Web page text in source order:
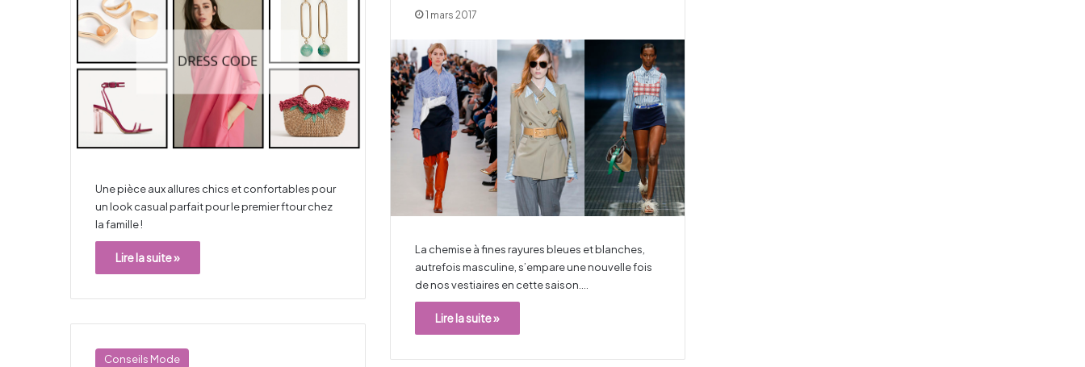
Une pièce aux allures chics et confortables pour
un look casual parfait pour le premier ftour chez
la famille !
Lire la suite »
1 mars 2017
La chemise à fines rayures bleues et blanches,
autrefois masculine, s’empare une nouvelle fois
de nos vestiaires en cette saison.…
Lire la suite »
Conseils Mode